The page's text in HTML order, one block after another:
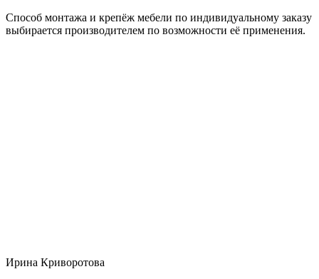
Способ монтажа и крепёж мебели по индивидуальному заказу
выбирается производителем по возможности её применения.
Ирина Криворотова